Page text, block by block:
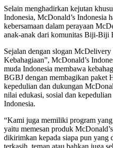
Selain menghadirkan kejutan
Indonesia, McDonald’s Indonesia
kebersamaan dalam perayaan
anak-anak dari komunitas Biji-Biji
Sejalan dengan slogan
Kebahagiaan”, McDonald’s
muda Indonesia membawa
BGBJ dengan membagikan paket
kepedulian dan dukungan
nilai edukasi, sosial dan
Indonesia.
“Kami juga memiliki program
yaitu memesan produk
dikirimkan kepada siapa pun
terkasih, teman atau bahkan juga